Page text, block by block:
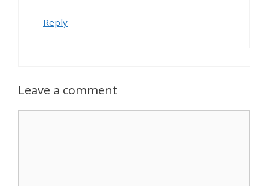
Reply
Leave a comment